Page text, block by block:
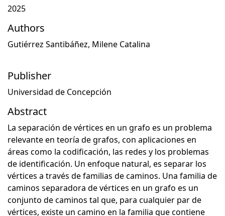
2025
Authors
Gutiérrez Santibáñez, Milene Catalina
Publisher
Universidad de Concepción
Abstract
La separación de vértices en un grafo es un problema
relevante en teoría de grafos, con aplicaciones en
áreas como la codificación, las redes y los problemas
de identificación. Un enfoque natural, es separar los
vértices a través de familias de caminos. Una familia de
caminos separadora de vértices en un grafo es un
conjunto de caminos tal que, para cualquier par de
vértices, existe un camino en la familia que contiene